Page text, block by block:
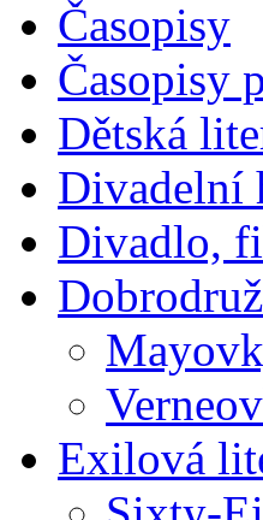
Časopisy
Časopisy
Dětská
Divadelní
Divadlo,
Exilová